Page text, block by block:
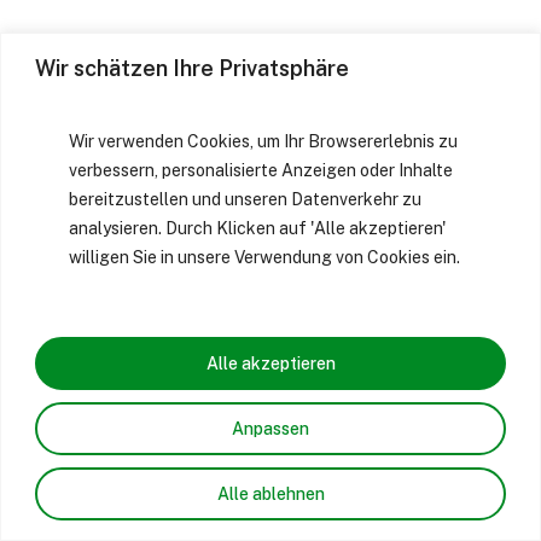
Wir schätzen Ihre Privatsphäre
Wir verwenden Cookies, um Ihr Browsererlebnis zu
verbessern, personalisierte Anzeigen oder Inhalte
bereitzustellen und unseren Datenverkehr zu
analysieren. Durch Klicken auf 'Alle akzeptieren'
willigen Sie in unsere Verwendung von Cookies ein.
Anpassen
Alle ablehnen
Alle akzeptieren